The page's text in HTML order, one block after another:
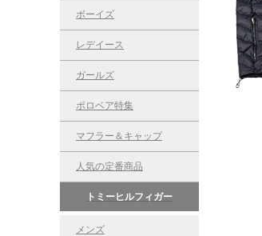
ボーイズ
レデイース
ガールズ
ポロベア特集
マフラー＆キャップ
人気の定番商品
トミーヒルフィガー
メンズ